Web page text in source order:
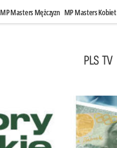
MP Masters Mężczyzn MP Masters Kobiet
PLS TV